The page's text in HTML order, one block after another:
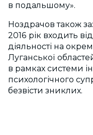
в подальшому».
Ноздрачов також
2016 рік входить
діяльності на
Луганської
в рамках системи
психологічного
безвісти зниклих.